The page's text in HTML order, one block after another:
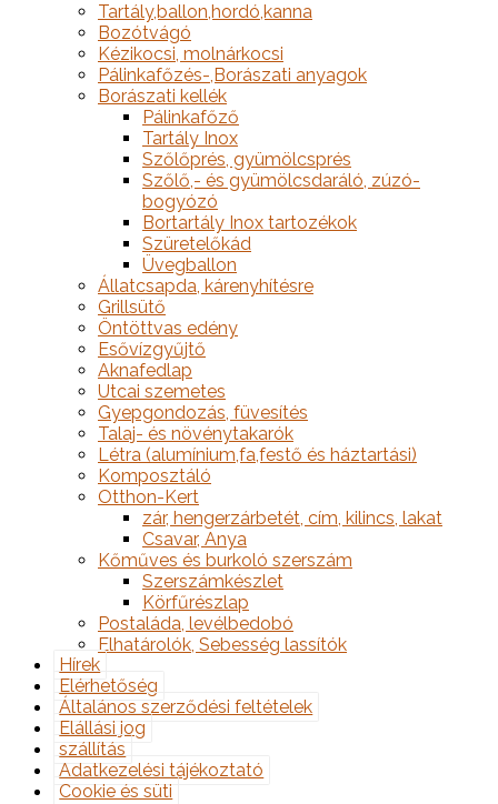
Tartály,ballon,hordó,kanna
Bozótvágó
Kézikocsi, molnárkocsi
Pálinkafőzés-,Borászati anyagok
Borászati kellék
Pálinkafőző
Tartály Inox
Szőlőprés, gyümölcsprés
Szőlő,- és gyümölcsdaráló, zúzó-
bogyózó
Bortartály Inox tartozékok
Szüretelőkád
Üvegballon
Állatcsapda, kárenyhítésre
Grillsütő
Öntöttvas edény
Esővízgyűjtő
Aknafedlap
Utcai szemetes
Gyepgondozás, füvesítés
Talaj- és növénytakarók
Létra (alumínium,fa,festő és háztartási)
Komposztáló
Otthon-Kert
zár, hengerzárbetét, cím, kilincs, lakat
Csavar, Anya
Kőműves és burkoló szerszám
Szerszámkészlet
Körfűrészlap
Postaláda, levélbedobó
Elhatárolók, Sebesség lassítók
Hírek
Elérhetőség
Általános szerződési feltételek
Elállási jog
szállítás
Adatkezelési tájékoztató
Cookie és süti